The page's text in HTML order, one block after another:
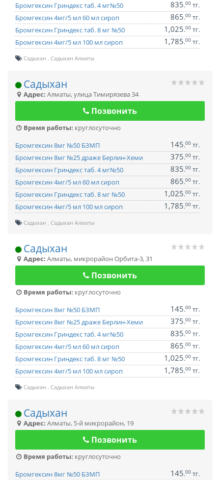
Бромгексин Гриндекс таб. 4 мг№50
835.00 тг.
Бромгексин 4мг/5 мл 60 мл сироп
865.00 тг.
Бромгексин Гриндекс таб. 8 мг №50
1,025.00 тг.
Бромгексин 4мг/5 мл 100 мл сироп
1,785.00 тг.
Садыхан Садыхан Алматы
Садыхан
Адрес: Алматы,улица Тимирязева 34
Позвонить
Время работы: круглосуточно
Бромгексин 8мг №50 БЗМП
145.00 тг.
Бромгексин 8мг №25 драже Берлин-Хеми
375.00 тг.
Бромгексин Гриндекс таб. 4 мг№50
835.00 тг.
Бромгексин 4мг/5 мл 60 мл сироп
865.00 тг.
Бромгексин Гриндекс таб. 8 мг №50
1,025.00 тг.
Бромгексин 4мг/5 мл 100 мл сироп
1,785.00 тг.
Садыхан Садыхан Алматы
Садыхан
Адрес: Алматы, микрорайон Орбита-3, 31
Позвонить
Время работы: круглосуточно
Бромгексин 8мг №50 БЗМП
145.00 тг.
Бромгексин 8мг №25 драже Берлин-Хеми
375.00 тг.
Бромгексин Гриндекс таб. 4 мг№50
835.00 тг.
Бромгексин 4мг/5 мл 60 мл сироп
865.00 тг.
Бромгексин Гриндекс таб. 8 мг №50
1,025.00 тг.
Бромгексин 4мг/5 мл 100 мл сироп
1,785.00 тг.
Садыхан Садыхан Алматы
Садыхан
Адрес: Алматы, 5-й микрорайон, 19
Позвонить
Время работы: круглосуточно
Бромгексин 8мг №50 БЗМП
145.00 тг.